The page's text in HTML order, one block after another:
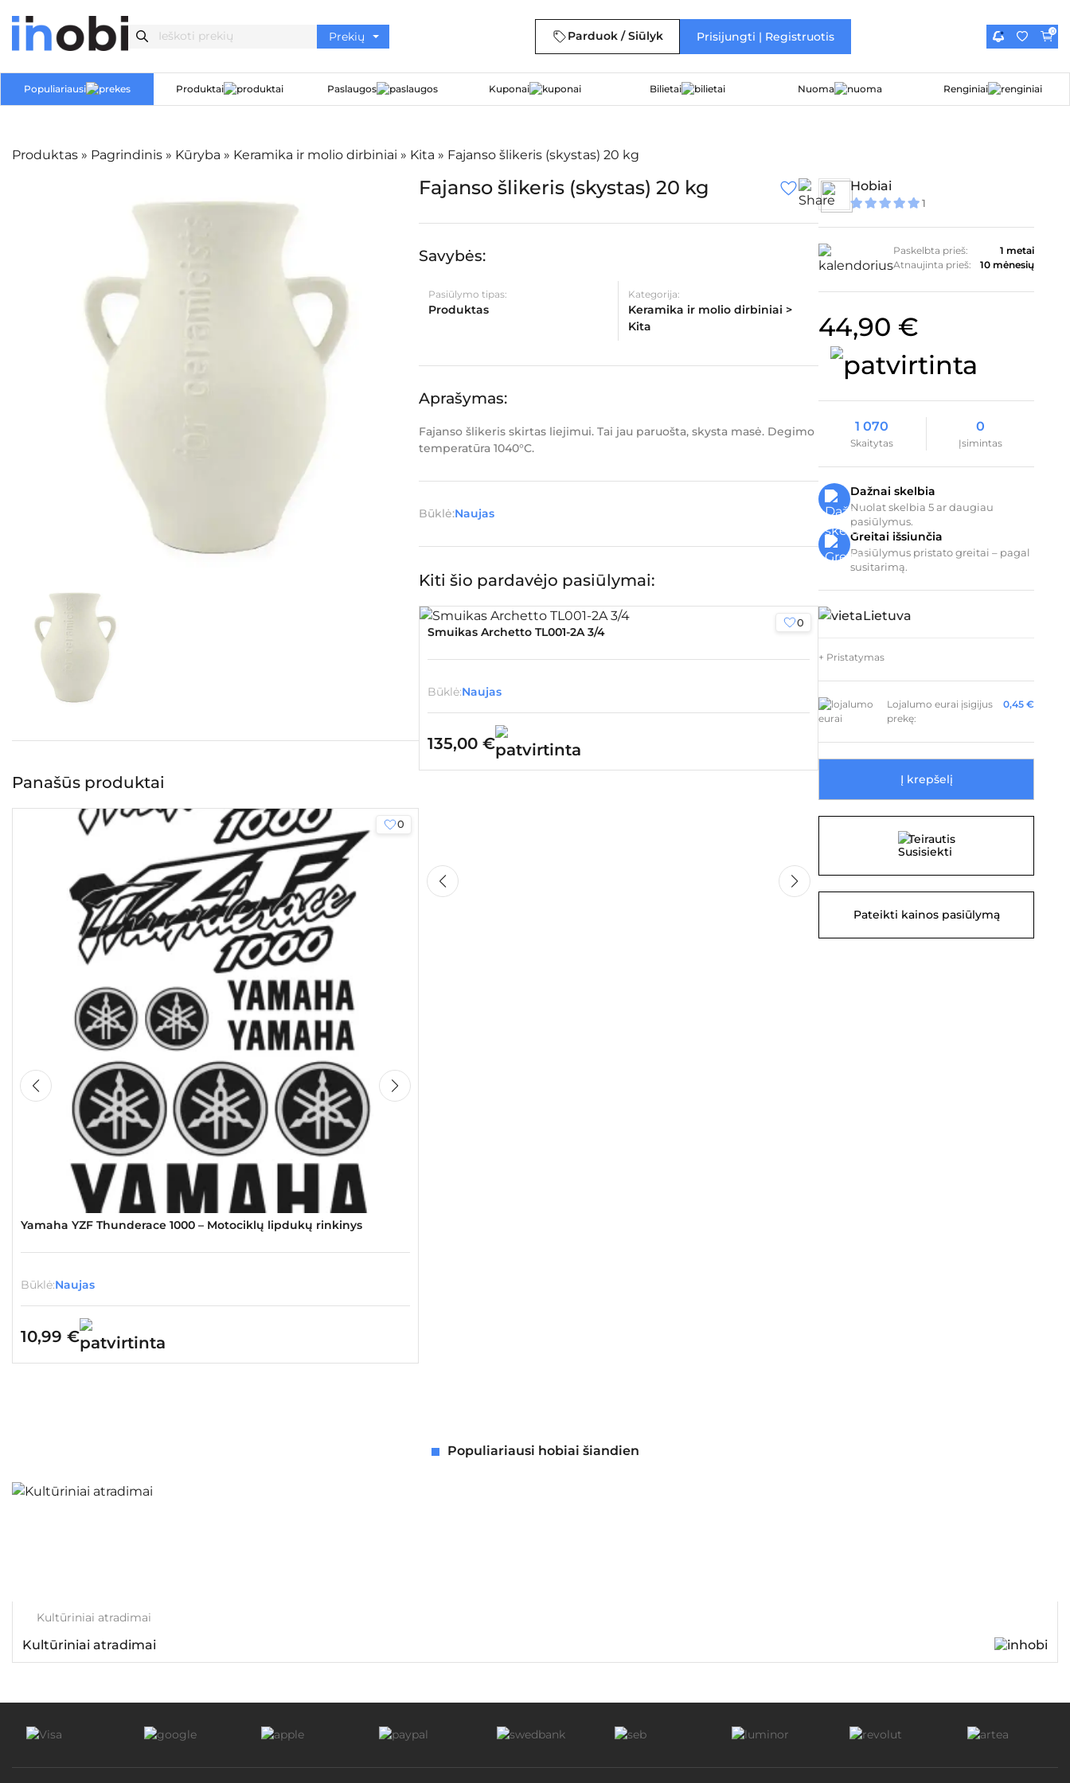
Parduok / Siūlyk Prisijungti | Registruotis 0
Populiariausi Produktai Paslaugos Kuponai Bilietai Nuoma Renginiai
Produktas » Pagrindinis » Kūryba » Keramika ir molio dirbiniai » Kita » Fajanso šlikeris (skystas) 20 kg
Panašūs produktai
0
Yamaha YZF Thunderace 1000 – Motociklų lipdukų rinkinys
Būklė:Naujas
10,99 €
Fajanso šlikeris (skystas) 20 kg
Savybės:
Pasiūlymo tipas:
Produktas
Kategorija:
Keramika ir molio dirbiniai >
Kita
Aprašymas:
Fajanso šlikeris skirtas liejimui. Tai jau paruošta, skysta masė. Degimo
temperatūra 1040°C.
Būklė:Naujas
Kiti šio pardavėjo pasiūlymai:
0
Smuikas Archetto TL001-2A 3/4
Būklė:Naujas
135,00 €
Hobiai
1
Paskelbta prieš:
1 metai
Atnaujinta prieš:
10 mėnesių
44,90 €
1 070
Skaitytas
0
Įsimintas
Dažnai skelbia
Nuolat skelbia 5 ar daugiau
pasiūlymus.
Greitai išsiunčia
Pasiūlymus pristato greitai – pagal
susitarimą.
Lietuva
+ Pristatymas
Lojalumo eurai įsigijus
prekę:
0,45 €
Į krepšelį
Teirautis
Pateikti kainos pasiūlymą
Populiariausi hobiai šiandien
Kultūriniai atradimai
Kultūriniai atradimai